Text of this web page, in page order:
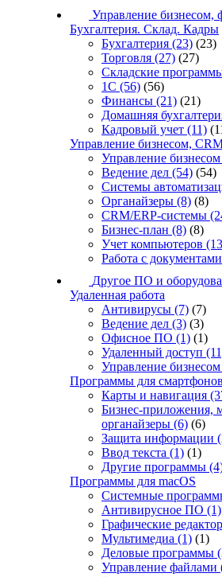
Управление бизнесом,
Бухгалтерия. Склад. Кадры
Бухгалтерия (23) (23)
Торговля (27) (27)
Складские
1С (56) (56)
Финансы (21) (21)
Домашняя
Кадровый учет (11)
Управление бизнесом,
Управление бизнесом
Ведение дел (54) (54)
Системы
Органайзеры (8) (8)
CRM/ERP-системы
Бизнес-план (8) (8)
Учет компьютеров
Работа с документами
Другое ПО и
Удаленная работа
Антивирусы (7) (7)
Ведение дел (3) (3)
Офисное ПО (1) (1)
Удаленный доступ
Управление бизнесом
Программы для смартфонов
Карты и навигация
Бизнес-приложения,
органайзеры (6) (6)
Защита информации
Ввод текста (1) (1)
Другие программы
Программы для macOS
Системные
Антивирусное ПО (1)
Графические
Мультимедиа (1) (1)
Деловые программы
Управление файлами